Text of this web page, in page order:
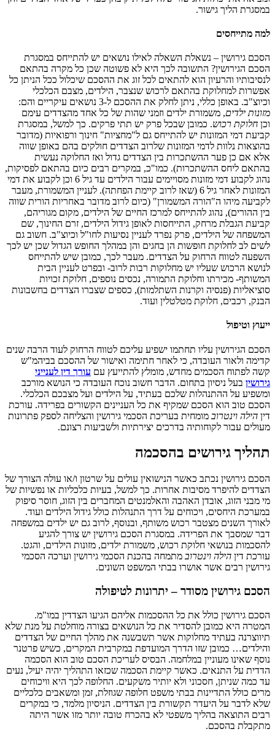
במסגרת הליך גישור.
למה מתייחסים
הסכם גירושין – נשאלת השאלה לאילו נושאים יש להתייחס במסגרת
הסכם הגירושין? התשובה לכך היא לא פשוטה שכן כל מקרה בהתאם
לנסיבותיו והרעיון הוא להתאים לכל זוג את ההסכם שיכלול ככל הניתן כל
אפשרות למחלוקת בהתאם לרכוש שנצבר, הילדים, מצבם הכלכלי
וכיוצ"ב. באופן כללי, ניתן לחלק את ההסכם ל-3 נושאים עיקריים והם:
מזונות ילדים, משמורת ילדים וזמני שהות של כל אחד מהצדדים עימם
וכן חלוקת רכוש. כמובן שבכל פרק יש תתי פרקים. כך למשל, במסגרת
קביעת דמי המזונות יש להתייחס גם ל"מחציות" חינוך ורפואיות (מדובר
בהוצאות נלוות לדמי המזונות שלרוב הצדדים חולקים בהם באופן שווה
אלא אם כן פער ההשתכרות בין הצדדים גדול ואז החלוקה נעשית
בהתאם ליחס ההשתכרות). כמו"כ, במקרים רבים כיום בהתאם לפסיקות,
נהוג לקבוע דמי מזונות מסויימים עבור הילדים עד גיל 6 וכן לקבוע את דמי
המזונות לאחר גיל 6 (שאז לרוב קיימת הפחתה). לעניין המשמורת, מעבר
לקביעה מיהו ה"הורה המשמורן" (כיום לרוב מדובר באחריות הורית שווה
בין ההורים), נהוג להתייחס למרכז החיים של הילדים, מקום מגוריהם,
קביעת הגבלת מרחק, התייחסות לאופן גידול הילדים, זרם החינוך, שם
המשפחה של הילדים, פרק נפרד לעניין נסיעות לחו"ל וכיוצ"ב. חשוב גם
לשים לב לחלוקת חופשות הן בחגים והן במהלך החופש הגדול שכן יש לכך
השפעה לטווח הרחוק על הצדדים. מעבר לכך, כמובן שיש להתייחס
לנושא הרכוש שעליו יש מחלוקות רבות לרוב- ובפרט לעניין הבית
המשותף- מכירתו וחלוקת התמורה, נכסים נוספים, חלוקת זכויות
סוציאליות (פנסיה וקרנות השתלמות), כספים שצברו הצדדים בחשבונות
הבנק, רכבים, חלוקת מטלטלין ועוד.
ייעוץ וטיפול
הסכם הגירושין עליו תחתמו ישפיע עליכם לטווח הרחוק לעוד הרבה שנים
קדימה ולאור העובדה, כי לאחר חתימה ואישור של ההסכם בביהמ"ש
קשה לפתוח הסכמים מחדש, מומלץ להתייעץ עם עורך דין לענייני
גירושין בעל ניסיון בתחום. הדבר חשוב נוכח העובדה כי הנושא מורכב
ומשפיע על ההתנהלות שלכם בעתיד, על הילדים ועל מצבכם הכלכלי.
הסכם טוב הוא הסכם שמקיף את כל העניינים הקשורים בפרידה. עורכת
דין הילה וינטרוב מומחית בעריכת הסכמי גירושין והצליחה לספק פתרונות
מעולים עבור לקוחותיה בדרכים יצירתיות ולשביעות רצונם.
תהליך גירושים בהסכמה
הסכם גירושין נכתב כאשר הנישואין עולים על שרטון ו/או עולה הצורך של
הצדדים להיפרד מסיבות אחרות. כך למשל, בעיות כלכליות או נפשיות של
מי מבני הזוג, אובדן האהבה והאלמנטים המחברים בין הזוג, חוסר סיפוק
במערכת היחסים, ויכוחים על דרך התנהלות כולל גידול הילדים ועוד.
לאורך השנים מצטבר רכוש משותף, ובנוסף, לרוב גם יש ילדים במשפחה
דבר שמסבך את הפרידה. במסגרת הסכם גירושין יש צורך להגיע
להסכמות בנושאי חלוקת רכוש, משמורת ילדים, מזונות הילדים, והגט.
עורכת דין הילה וינטרוב מתמחה בהכנת הסכמי גירושין וערכה הסכמי
גירושין רבים אשר אושרו בבתי המשפט השונים.
הסכם גירושין מסודר – יתרונות לטיפולה
הסכם גירושין כולל את כל ההסכמות אליהם הגיעו הצדדין במו"מ.
המטרה היא כמובן להסדיר את כל הנושאים בצורה מוחלטת על מנת שלא
תיווצרנה בעתיד מחלוקות אשר תשבשנה את מהלך החיים של הצדדים
והילדים… כמובן שזו הדרך המועדפת במקרבית המקרים, כשיש פרטנר
נוסף שאינו מעוניין במלחמה. הבסיס לעריכת הסכם טוב הוא הסכמה
הדדית על התנאים. כאשר קיימת הסכמה שכזאו התהליך יהיה יעיל, נעים
עד כמה שניתן, חסכוני ולא יותיר משקעים. החלופה לכך היא וויכוחים
מרים כולל התדיינות בבתי משפט חלופה שגוזלת, זמן ומשאבים כלכליים
שלא לדבר על היעדר תקשורת בין הצדדים. הניסיון מלמד, כי במקרים
רבים התוצאה בהליך משפטי לא בהכרח טובה יותר מזו אשר היתה
מתקבלת בהסכם.